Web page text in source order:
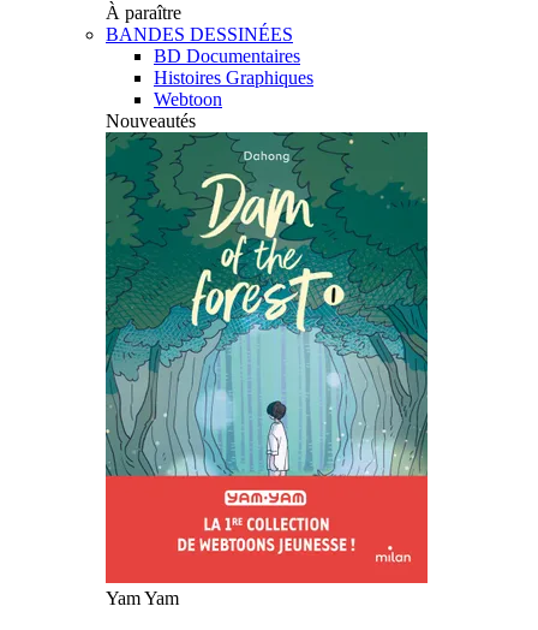
À paraître
BANDES DESSINÉES
BD Documentaires
Histoires Graphiques
Webtoon
Nouveautés
Yam Yam